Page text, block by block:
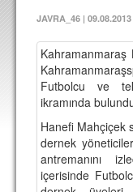
TRANSFERLER
TARAFTAR
BİLETLER
DEPLASMAN
LİSANSLI
MULTİMEDYA
JAVRA_46 |
Futbolcu ve
ikramında
Hanefi Mahçiçek
dernek
antremanını
içerisinde